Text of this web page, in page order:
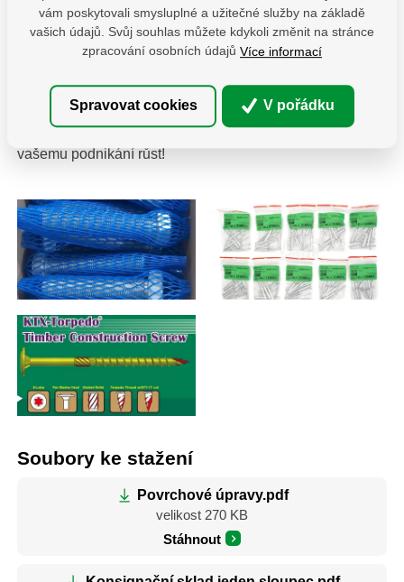
schopni Vám poskytnout potřebnou technickou podporu a
vzorkovací procesy dle potřeb VDA.
dokázat, že mátedokonalé spojení na dosah ruky!
Kontaktujte nás ještě dnes a zjistěte, jak můžeme pomoci
vašemu podnikání růst!
Soubory ke stažení
Povrchové úpravy.pdf
velikost 270 KB
Stáhnout
vám poskytovali smysluplné a užitečné služby na základě
vašich údajů. Svůj souhlas můžete kdykoli změnit na stránce
zpracování osobních údajů Více informací
Spravovat cookies V pořádku